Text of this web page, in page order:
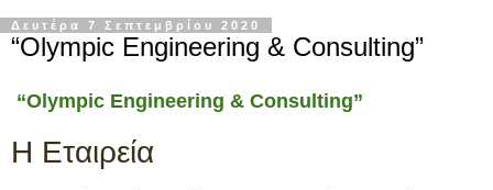
Δευτέρα 7 Σεπτεμβρίου 2020
“Olympic Engineering & Consulting”
“Olympic Engineering & Consulting”
Η Εταιρεία